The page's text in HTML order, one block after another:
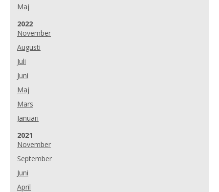
Maj
År:
2022
November
Augusti
Juli
Juni
Maj
Mars
Januari
År:
2021
November
September
Juni
April